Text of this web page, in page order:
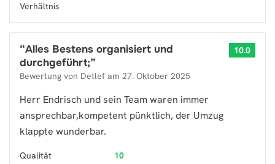
Verhältnis
“Alles Bestens organisiert und
durchgeführt;”
Bewertung von Detlef am 27. Oktober 2025
10.0
Herr Endrisch und sein Team waren immer
ansprechbar,kompetent pünktlich, der Umzug
klappte wunderbar.
Qualität
10